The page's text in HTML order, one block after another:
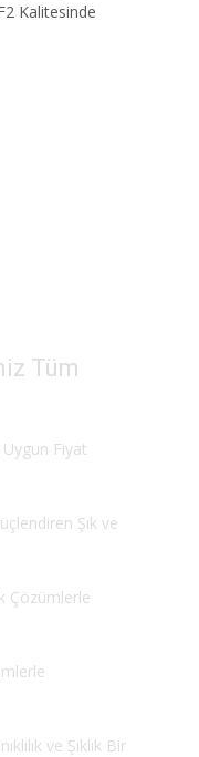
Kalitesinde
Tüm
Uygun Fiyat
Şık ve
Çözümlerle
ve Şıklık Bir